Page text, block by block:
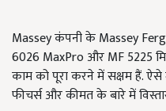
Massey कंपनी के Massey
6026 MaxPro और MF 5225
काम को पूरा करने में सक्षम हैं. ऐसे
फीचर्स और कीमत के बारे में